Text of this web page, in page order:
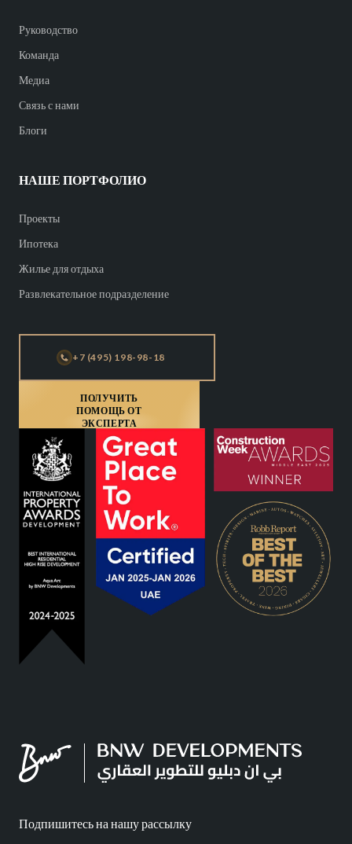
Руководство
Команда
Медиа
Связь с нами
Блоги
НАШЕ ПОРТФОЛИО
Проекты
Ипотека
Жилье для отдыха
Развлекательное подразделение
+7 (495) 198-98-18
ПОЛУЧИТЬ
ПОМОЩЬ ОТ
ЭКСПЕРТА
Подпишитесь на нашу рассылку